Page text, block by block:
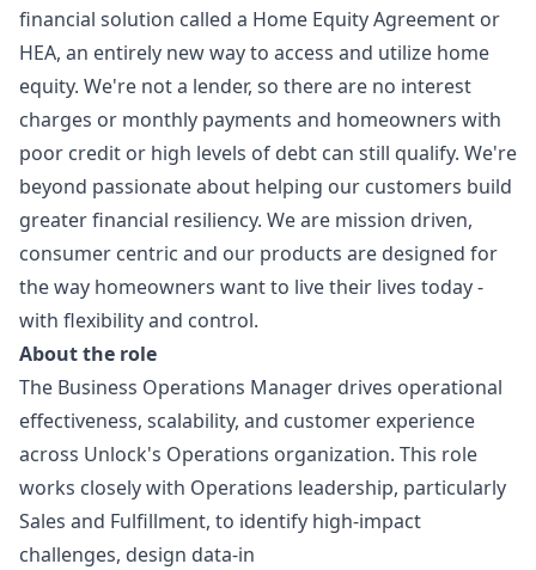
financial solution called a Home Equity Agreement or
HEA, an entirely new way to access and utilize home
equity. We're not a lender, so there are no interest
charges or monthly payments and homeowners with
poor credit or high levels of debt can still qualify. We're
beyond passionate about helping our customers build
greater financial resiliency. We are mission driven,
consumer centric and our products are designed for
the way homeowners want to live their lives today -
with flexibility and control.
About the role
The Business Operations Manager drives operational
effectiveness, scalability, and customer experience
across Unlock's Operations organization. This role
works closely with Operations leadership, particularly
Sales and Fulfillment, to identify high-impact
challenges, design data-in